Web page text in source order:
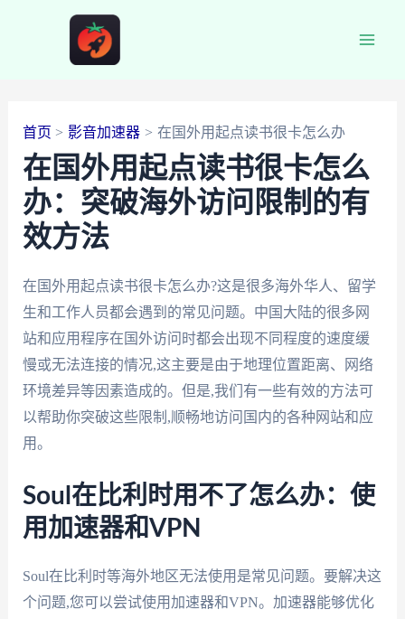
首页 影音加速器 在国外用起点读书很卡怎么办
在国外用起点读书很卡怎么
办：突破海外访问限制的有
效方法
在国外用起点读书很卡怎么办?这是很多海外华人、留学
生和工作人员都会遇到的常见问题。中国大陆的很多网
站和应用程序在国外访问时都会出现不同程度的速度缓
慢或无法连接的情况,这主要是由于地理位置距离、网络
环境差异等因素造成的。但是,我们有一些有效的方法可
以帮助你突破这些限制,顺畅地访问国内的各种网站和应
用。
Soul在比利时用不了怎么办：使
用加速器和VPN
Soul在比利时等海外地区无法使用是常见问题。要解决这
个问题,您可以尝试使用加速器和VPN。加速器能够优化